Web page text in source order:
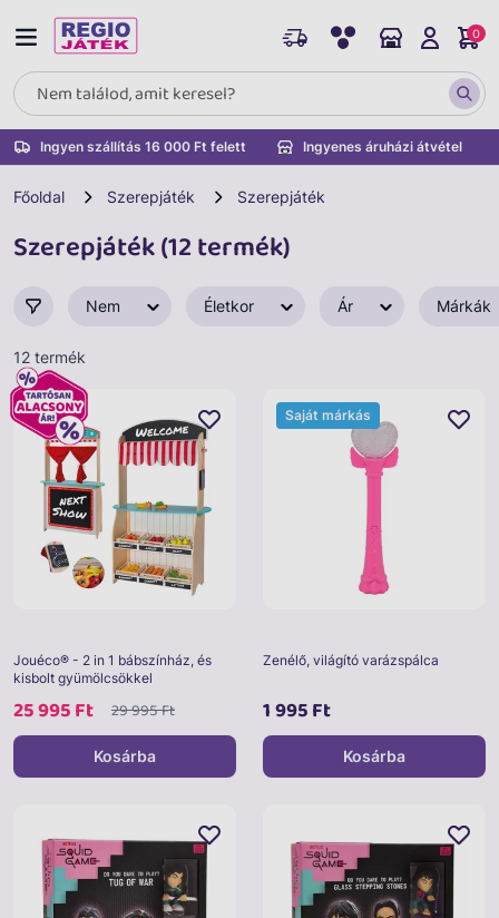
Ingyen szállítás 16 000 Ft felett Ingyenes áruházi átvétel
0
Főoldal Szerepjáték Szerepjáték
Szerepjáték (12 termék)
Nem Életkor Ár Márkák
12 termék
Jouéco® - 2 in 1 bábszínház, és
kisbolt gyümölcsökkel
25 995 Ft 29 995 Ft
Kosárba
Zenélő, világító varázspálca
1 995 Ft
Saját márkás
Kosárba